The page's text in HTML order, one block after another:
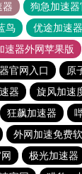
器
狗急加速器
鸟 优途加速
速器外网苹果版
官网入口
原
器 旋风加速
狂飙加速器
外网加速免费
极光加速器